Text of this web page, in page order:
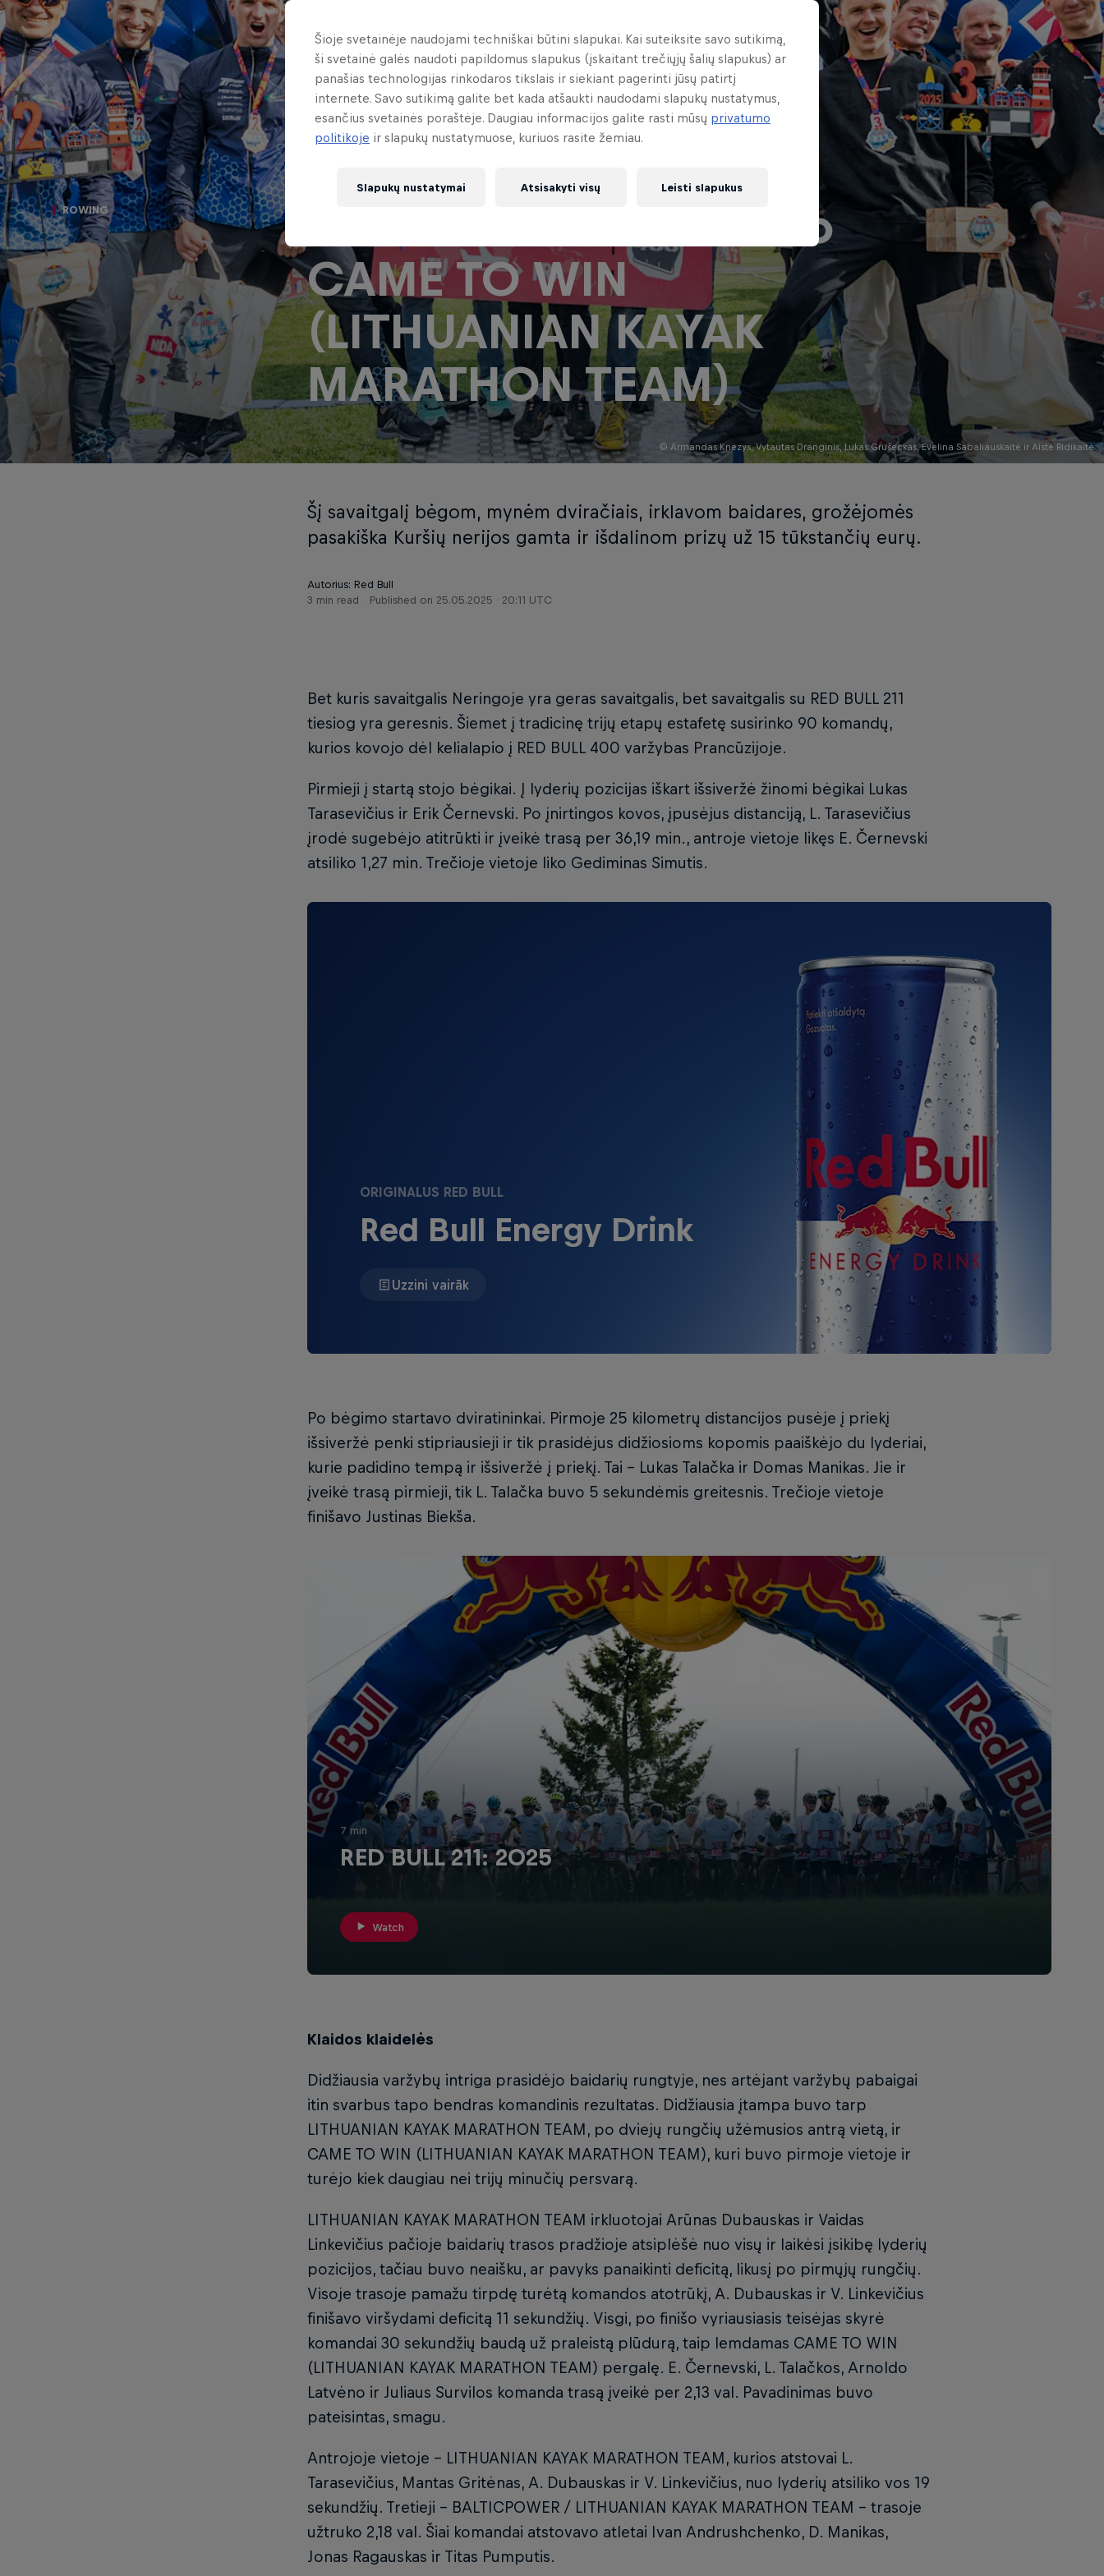
© Armandas Knezys, Vytautas Dranginis, Lukas Grušeckas, Evelina Sabaliauskaitė ir Aistė Ridikaitė
ROWING
RED BULL 211 triumfavo
CAME TO WIN
(LITHUANIAN KAYAK
MARATHON TEAM)
Šį savaitgalį bėgom, mynėm dviračiais, irklavom baidares, grožėjomės
pasakiška Kuršių nerijos gamta ir išdalinom prizų už 15 tūkstančių eurų.
Autorius: Red Bull
3 min read
Published on 25.05.2025 · 20:11 UTC
Bet kuris savaitgalis Neringoje yra geras savaitgalis, bet savaitgalis su RED BULL 211
tiesiog yra geresnis. Šiemet į tradicinę trijų etapų estafetę susirinko 90 komandų,
kurios kovojo dėl kelialapio į RED BULL 400 varžybas Prancūzijoje.
Pirmieji į startą stojo bėgikai. Į lyderių pozicijas iškart išsiveržė žinomi bėgikai Lukas
Tarasevičius ir Erik Černevski. Po įnirtingos kovos, įpusėjus distanciją, L. Tarasevičius
įrodė sugebėjo atitrūkti ir įveikė trasą per 36,19 min., antroje vietoje likęs E. Černevski
atsiliko 1,27 min. Trečioje vietoje liko Gediminas Simutis.
ORIGINALUS RED BULL
Red Bull Energy Drink
Uzzini vairāk
Po bėgimo startavo dviratininkai. Pirmoje 25 kilometrų distancijos pusėje į priekį
išsiveržė penki stipriausieji ir tik prasidėjus didžiosioms kopomis paaiškėjo du lyderiai,
kurie padidino tempą ir išsiveržė į priekį. Tai – Lukas Talačka ir Domas Manikas. Jie ir
įveikė trasą pirmieji, tik L. Talačka buvo 5 sekundėmis greitesnis. Trečioje vietoje
finišavo Justinas Biekša.
7 min
RED BULL 211: 2025
Watch
Klaidos klaidelės
Didžiausia varžybų intriga prasidėjo baidarių rungtyje, nes artėjant varžybų pabaigai
itin svarbus tapo bendras komandinis rezultatas. Didžiausia įtampa buvo tarp
LITHUANIAN KAYAK MARATHON TEAM, po dviejų rungčių užėmusios antrą vietą, ir
CAME TO WIN (LITHUANIAN KAYAK MARATHON TEAM), kuri buvo pirmoje vietoje ir
turėjo kiek daugiau nei trijų minučių persvarą.
LITHUANIAN KAYAK MARATHON TEAM irkluotojai Arūnas Dubauskas ir Vaidas
Linkevičius pačioje baidarių trasos pradžioje atsiplėšė nuo visų ir laikėsi įsikibę lyderių
pozicijos, tačiau buvo neaišku, ar pavyks panaikinti deficitą, likusį po pirmųjų rungčių.
Visoje trasoje pamažu tirpdę turėtą komandos atotrūkį, A. Dubauskas ir V. Linkevičius
finišavo viršydami deficitą 11 sekundžių. Visgi, po finišo vyriausiasis teisėjas skyrė
komandai 30 sekundžių baudą už praleistą plūdurą, taip lemdamas CAME TO WIN
(LITHUANIAN KAYAK MARATHON TEAM) pergalę. E. Černevski, L. Talačkos, Arnoldo
Latvėno ir Juliaus Survilos komanda trasą įveikė per 2,13 val. Pavadinimas buvo
pateisintas, smagu.
Antrojoje vietoje – LITHUANIAN KAYAK MARATHON TEAM, kurios atstovai L.
Tarasevičius, Mantas Gritėnas, A. Dubauskas ir V. Linkevičius, nuo lyderių atsiliko vos 19
sekundžių. Tretieji – BALTICPOWER / LITHUANIAN KAYAK MARATHON TEAM – trasoje
užtruko 2,18 val. Šiai komandai atstovavo atletai Ivan Andrushchenko, D. Manikas,
Jonas Ragauskas ir Titas Pumputis.
Šioje svetainėje naudojami techniškai būtini slapukai. Kai suteiksite savo sutikimą,
ši svetainė galės naudoti papildomus slapukus (įskaitant trečiųjų šalių slapukus) ar
panašias technologijas rinkodaros tikslais ir siekiant pagerinti jūsų patirtį
internete. Savo sutikimą galite bet kada atšaukti naudodami slapukų nustatymus,
esančius svetainės poraštėje. Daugiau informacijos galite rasti mūsų privatumo
politikoje ir slapukų nustatymuose, kuriuos rasite žemiau.
Slapukų nustatymai Atsisakyti visų Leisti slapukus